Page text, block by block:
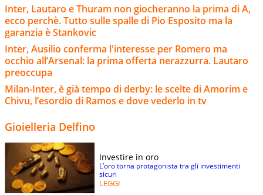
Inter, Lautaro e Thuram non giocheranno la prima di A,
ecco perchè. Tutto sulle spalle di Pio Esposito ma la
garanzia è Stankovic
Inter, Ausilio conferma l'interesse per Romero ma
occhio all’Arsenal: la prima offerta nerazzurra. Lautaro
preoccupa
Milan-Inter, è già tempo di derby: le scelte di Amorim e
Chivu, l’esordio di Ramos e dove vederlo in tv
Gioielleria Delfino
Investire in oro
L’oro torna protagonista tra gli investimenti
sicuri
LEGGI